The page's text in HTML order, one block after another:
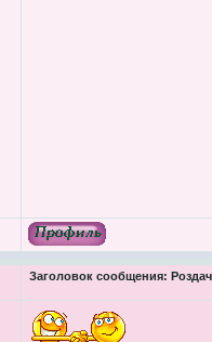
Заголовок сообщения: